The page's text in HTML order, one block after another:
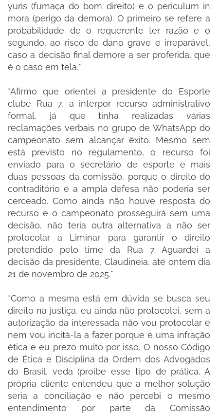
yuris (fumaça do bom direito) e o periculum in
mora (perigo da demora). O primeiro se refere a
probabilidade de o requerente ter razão e o
segundo, ao risco de dano grave e irreparável,
caso a decisão final demore a ser proferida, que
é o caso em tela.*
*Afirmo que orientei a presidente do Esporte
clube Rua 7, a interpor recurso administrativo
formal, já que tinha realizadas várias
reclamações verbais no grupo de WhatsApp do
campeonato sem alcançar êxito. Mesmo sem
está previsto no regulamento, o recurso foi
enviado para o secretário de esporte e mais
duas pessoas da comissão, porque o direito do
contraditório e a ampla defesa não poderia ser
cerceado. Como aínda não houve resposta do
recurso e o campeonato prosseguirá sem uma
decisão, não teria outra alternativa a não ser
protocolar a Liminar para garantir o direito
pretendido pelo time da Rua 7. Aguardei a
decisão da presidente, Claudineia, até ontem dia
21 de novembro de 2025.*
*Como a mesma está em dúvida se busca seu
direito na justiça, eu ainda não protocolei, sem a
autorização da interessada não vou protocolar e
nem vou incitá-la a fazer porque é uma infração
ética e eu prezo muito por isso. O nosso Código
de Ética e Disciplina da Ordem dos Advogados
do Brasil, veda (proibe esse tipo de prática. A
própria cliente entendeu que a melhor solução
seria a conciliação e não percebi o mesmo
entendimento por parte da Comissão